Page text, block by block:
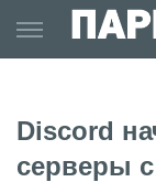
to
Discord
серверы